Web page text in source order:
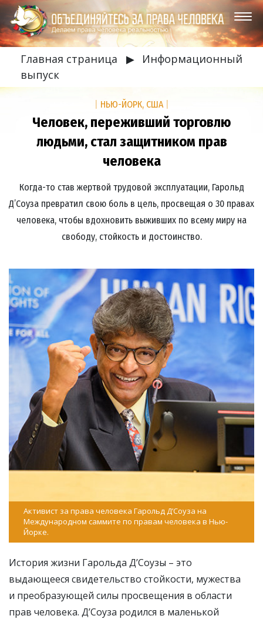
Главная страница ▶
Информационный
выпуск
НЬЮ-ЙОРК, США
Человек, переживший торговлю
людьми, стал защитником прав
человека
Когда-то став жертвой трудовой эксплуатации, Гарольд
Д’Соуза превратил свою боль в цель, просвещая о 30 правах
человека, чтобы вдохновить выживших по всему миру на
свободу, стойкость и достоинство.
Активист за права человека Гарольд Д’Соуза на
Международном саммите по правам человека в Нью-
Йорке.
История жизни Гарольда Д’Соузы – это
выдающееся свидетельство стойкости, мужества
и преобразующей силы просвещения в области
прав человека. Д’Соуза родился в маленькой